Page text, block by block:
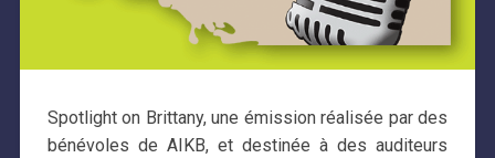
Spotlight on Brittany, une émission réalisée par des
bénévoles de AIKB, et destinée à des auditeurs